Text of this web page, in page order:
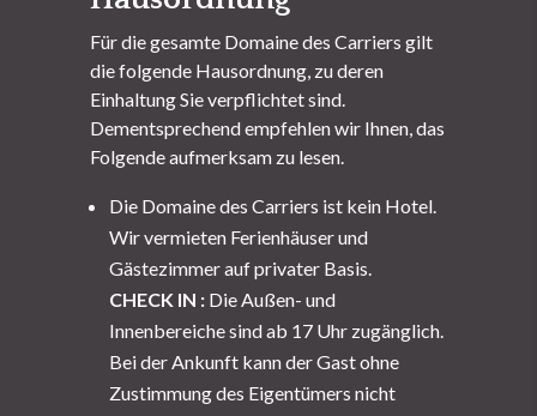
Für die gesamte Domaine des Carriers gilt
die folgende Hausordnung, zu deren
Einhaltung Sie verpflichtet sind.
Dementsprechend empfehlen wir Ihnen, das
Folgende aufmerksam zu lesen.
Die Domaine des Carriers ist kein Hotel.
Wir vermieten Ferienhäuser und
Gästezimmer auf privater Basis.
CHECK IN :Die Außen- und
Innenbereiche sind ab 17 Uhr zugänglich.
Bei der Ankunft kann der Gast ohne
Zustimmung des Eigentümers nicht